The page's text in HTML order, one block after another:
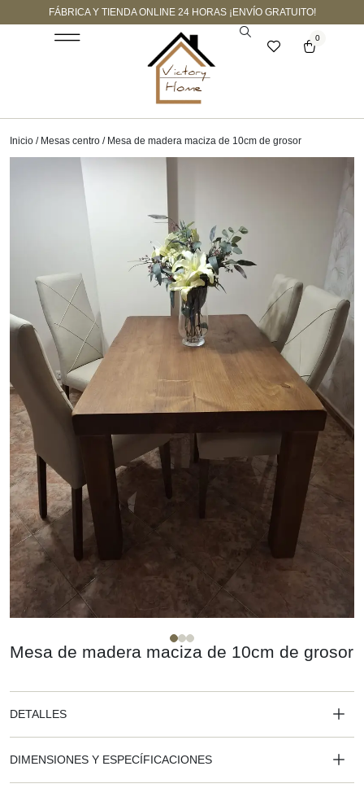
FÁBRICA Y TIENDA ONLINE 24 HORAS ¡ENVÍO GRATUITO!
0
Inicio / Mesas centro / Mesa de madera maciza de 10cm de grosor
Mesa de madera maciza de 10cm de grosor
DETALLES
DIMENSIONES Y ESPECÍFICACIONES